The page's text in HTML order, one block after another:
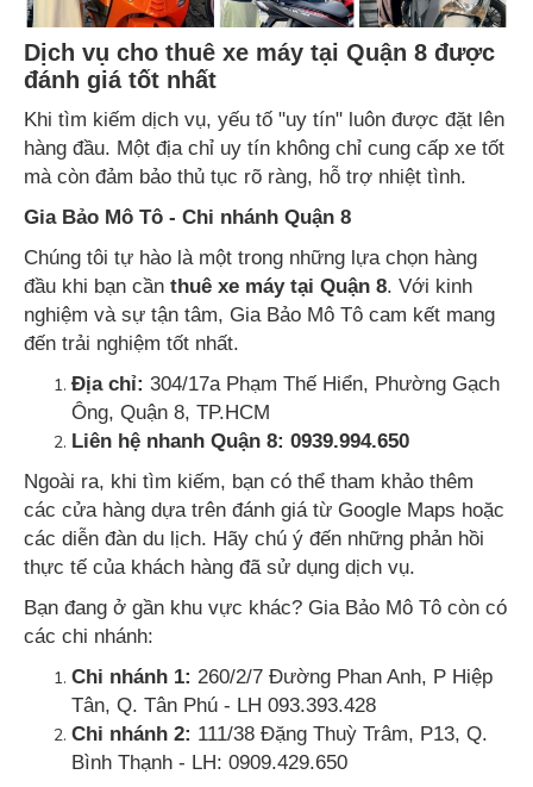
Dịch vụ cho thuê xe máy tại Quận 8 được
đánh giá tốt nhất
Khi tìm kiếm dịch vụ, yếu tố "uy tín" luôn được đặt lên
hàng đầu. Một địa chỉ uy tín không chỉ cung cấp xe tốt
mà còn đảm bảo thủ tục rõ ràng, hỗ trợ nhiệt tình.
Gia Bảo Mô Tô - Chi nhánh Quận 8
Chúng tôi tự hào là một trong những lựa chọn hàng
đầu khi bạn cần thuê xe máy tại Quận 8. Với kinh
nghiệm và sự tận tâm, Gia Bảo Mô Tô cam kết mang
đến trải nghiệm tốt nhất.
Địa chỉ: 304/17a Phạm Thế Hiển, Phường Gạch
Ông, Quận 8, TP.HCM
Liên hệ nhanh Quận 8: 0939.994.650
Ngoài ra, khi tìm kiếm, bạn có thể tham khảo thêm
các cửa hàng dựa trên đánh giá từ Google Maps hoặc
các diễn đàn du lịch. Hãy chú ý đến những phản hồi
thực tế của khách hàng đã sử dụng dịch vụ.
Bạn đang ở gần khu vực khác? Gia Bảo Mô Tô còn có
các chi nhánh:
Chi nhánh 1: 260/2/7 Đường Phan Anh, P Hiệp
Tân, Q. Tân Phú - LH 093.393.428
Chi nhánh 2: 111/38 Đặng Thuỳ Trâm, P13, Q.
Bình Thạnh - LH: 0909.429.650